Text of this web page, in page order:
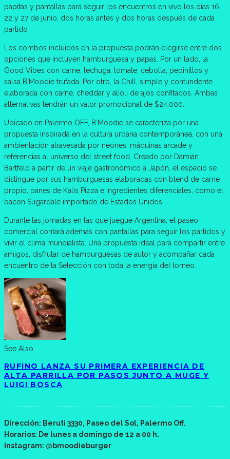
papitas y pantallas para seguir los encuentros en vivo los días 16,
22 y 27 de junio, dos horas antes y dos horas después de cada
partido
Los combos incluidos en la propuesta podrán elegirse entre dos
opciones que incluyen hamburguesa y papas. Por un lado, la
Good Vibes con carne, lechuga, tomate, cebolla, pepinillos y
salsa B´Moodie trufada. Por otro, la Chill, simple y contundente
elaborada con carne, cheddar y alioli de ajos confitados. Ambas
alternativas tendrán un valor promocional de $24.000.
Ubicado en Palermo OFF, B´Moodie se caracteriza por una
propuesta inspirada en la cultura urbana contemporánea, con una
ambientación atravesada por neones, máquinas arcade y
referencias al universo del street food. Creado por Damián
Bartfeld a partir de un viaje gastronómico a Japón, el espacio se
distingue por sus hamburguesas elaboradas con blend de carne
propio, panes de Kalis Pizza e ingredientes diferenciales, como el
bacon Sugardale importado de Estados Unidos.
Durante las jornadas en las que juegue Argentina, el paseo
comercial contará además con pantallas para seguir los partidos y
vivir el clima mundialista. Una propuesta ideal para compartir entre
amigos, disfrutar de hamburguesas de autor y acompañar cada
encuentro de la Selección con toda la energía del torneo.
See Also
RUFINO LANZA SU PRIMERA EXPERIENCIA DE
ALTA PARRILLA POR PASOS JUNTO A MUGE Y
LUIGI BOSCA
Dirección: Beruti 3330, Paseo del Sol, Palermo Off.
Horarios: De lunes a domingo de 12 a 00 h.
Instagram: @bmoodieburger